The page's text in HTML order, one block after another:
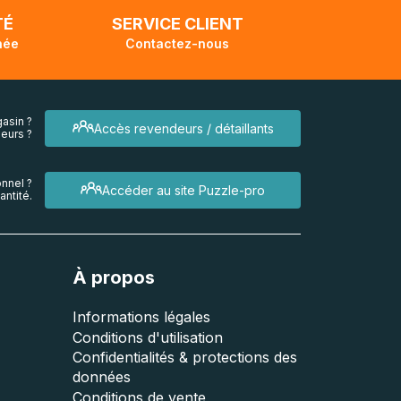
SERVICE CLIENT
Contactez-nous
Accès revendeurs / détaillants
?
?
Accéder au site Puzzle-pro
?
À propos
Informations légales
Conditions d'utilisation
Confidentialités & protections des
données
Conditions de vente